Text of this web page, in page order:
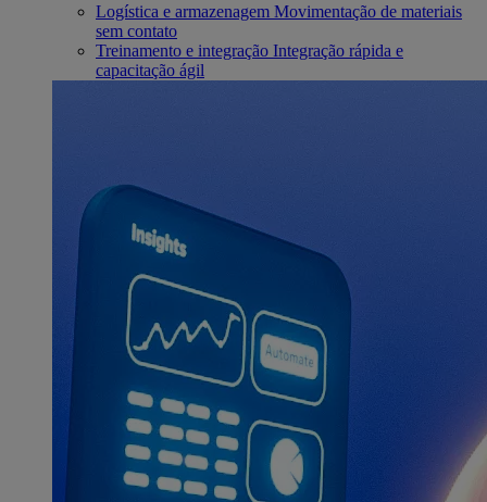
Logística e armazenagem Movimentação de materiais
sem contato
Treinamento e integração Integração rápida e
capacitação ágil